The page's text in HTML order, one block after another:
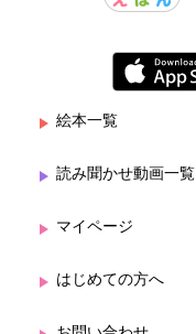
絵本一覧
読み聞かせ動画一覧
マイページ
はじめての方へ